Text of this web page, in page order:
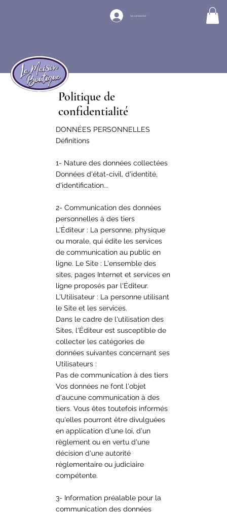
Se connecter
Politique de
confidentialité
DONNÉES PERSONNELLES​
Définitions
1- Nature des données collectées
Données d'état-civil, d'identité,
d'identification...
2- Communication des données
personnelles à des tiers
L'Éditeur : La personne, physique
ou morale, qui édite les services
de communication au public en
ligne. Le Site : L'ensemble des
sites, pages Internet et services en
ligne proposés par l'Éditeur.
L'Utilisateur : La personne utilisant
le Site et les services.
Dans le cadre de l'utilisation des
Sites, l'Éditeur est susceptible de
collecter les catégories de
données suivantes concernant ses
Utilisateurs :
Pas de communication à des tiers
Vos données ne font l'objet
d'aucune communication à des
tiers. Vous êtes toutefois informés
qu'elles pourront être divulguées
en application d'une loi, d'un
règlement ou en vertu d'une
décision d'une autorité
réglementaire ou judiciaire
compétente.
3- Information préalable pour la
communication des données